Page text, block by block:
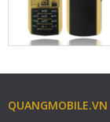
QUANGMOBILE.VN